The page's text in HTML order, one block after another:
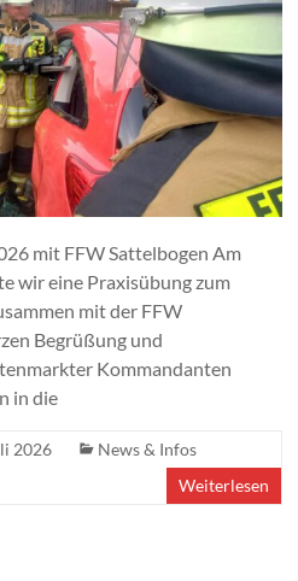
mit FFW Sattelbogen Am
wir eine Praxisübung zum
mit der FFW
Begrüßung und
Kommandanten
in die
2026
News & Infos
Weiterlesen